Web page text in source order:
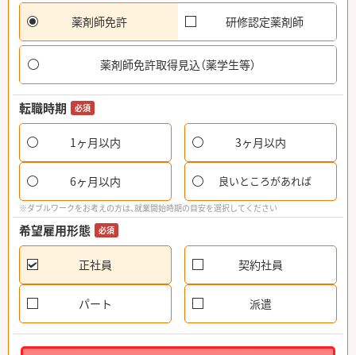
薬剤師免許 研修認定薬剤師
薬剤師免許取得見込（薬学生等）
転職時期 必須
1ヶ月以内 3ヶ月以内
6ヶ月以内 良いところがあれば
※ダブルワークをお考えの方は、就業開始時期の目安を選択してください
希望雇用形態 必須
正社員 契約社員
パート 派遣